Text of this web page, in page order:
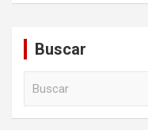
Buscar